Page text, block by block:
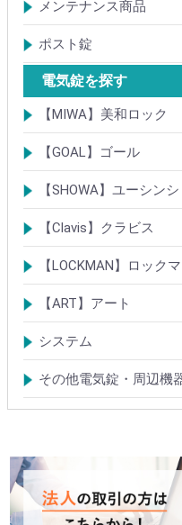
メンテナンス商品
鍵の潤滑剤
サッシ調整ツール
ポスト錠
【Tajima(MET)】
【DAIKEN】
【コーワソニア】
【キョーワナスタ】
【リンタツ】
その他
電気錠を探す
【MIWA】美和ロック
電気錠・電気ストライク
通電金具
制御器・操作器
電材・その他
BANシリーズ
非接触キー・IDカード
Raccessシリーズ
ノンタッチシリーズ
iELシリーズ
FKL・FeliCa・MIFARE
キースイッチ
補修品・代替品
【GOAL】ゴール
電気錠
通電金具
電気錠システム製品
キースイッチ
【SHOWA】ユーシン
電気錠・電気ストライク
電気錠システム製品
キースイッチ
【Clavis】クラビス
電気錠
電気錠システム製品
Tebra(ハンズフリー)
キースイッチ
【LOCKMAN】ロック
電磁式電気錠
電磁錠取付ブラケット
電気錠システム製品
【ART】アート
電気錠システム
入退管理システム
システム
テンキーシステム
静脈認証システム
ICカード認証システム
その他電気錠・周辺機